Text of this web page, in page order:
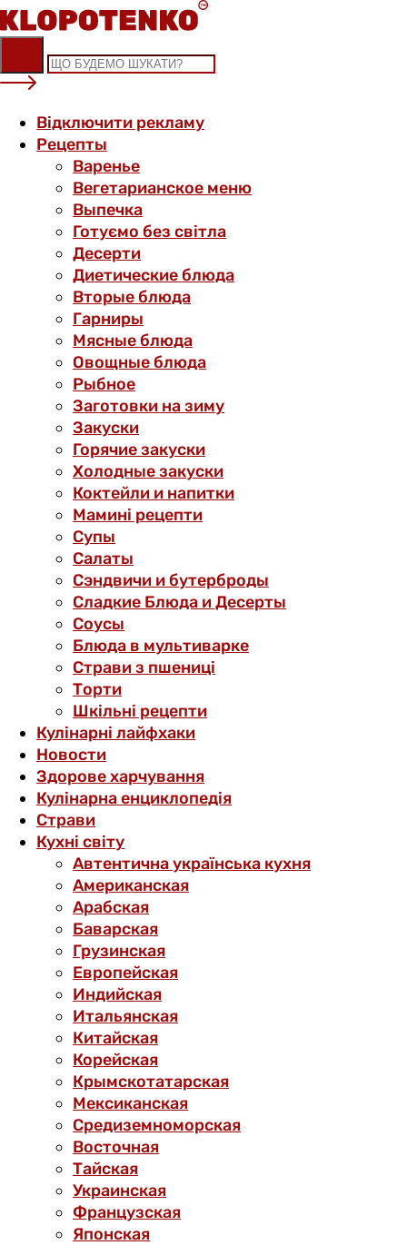
Skip
to
content
Відключити рекламу
Рецепты
Варенье
Вегетарианское меню
Выпечка
Готуємо без світла
Десерти
Диетические блюда
Вторые блюда
Гарниры
Мясные блюда
Овощные блюда
Рыбное
Заготовки на зиму
Закуски
Горячие закуски
Холодные закуски
Коктейли и напитки
Мамині рецепти
Супы
Салаты
Сэндвичи и бутерброды
Сладкие Блюда и Десерты
Соусы
Блюда в мультиварке
Страви з пшениці
Торти
Шкільні рецепти
Кулінарні лайфхаки
Новости
Здорове харчування
Кулінарна енциклопедія
Страви
Кухні світу
Автентична українська кухня
Американская
Арабская
Баварская
Грузинская
Европейская
Индийская
Итальянская
Китайская
Корейская
Крымскотатарская
Мексиканская
Средиземноморская
Восточная
Тайская
Украинская
Французская
Японская